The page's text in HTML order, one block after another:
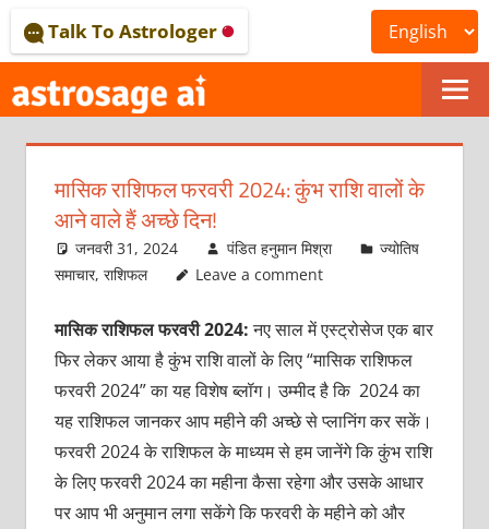
to
content
ONLINE
ASTROLOGICAL
JOURNAL
–
ASTROSAGE
MAGAZINE
Talk To Astrologer
मासिक राशिफल फरवरी 2024: कुंभ राशि वालों के
आने वाले हैं अच्छे दिन!
जनवरी 31, 2024 पंडित हनुमान मिश्रा
ज्योतिष
समाचार, राशिफल Leave a comment
मासिक राशिफल फरवरी 2024:नए साल में एस्ट्रोसेज एक बार
फिर लेकर आया है कुंभ राशि वालों के लिए “मासिक राशिफल
फरवरी 2024” का यह विशेष ब्लॉग। उम्मीद है कि 2024 का
यह राशिफल जानकर आप महीने की अच्छे से प्लानिंग कर सकें।
फरवरी 2024 के राशिफल के माध्यम से हम जानेंगे कि कुंभ राशि
के लिए फरवरी 2024 का महीना कैसा रहेगा और उसके आधार
पर आप भी अनुमान लगा सकेंगे कि फरवरी के महीने को और